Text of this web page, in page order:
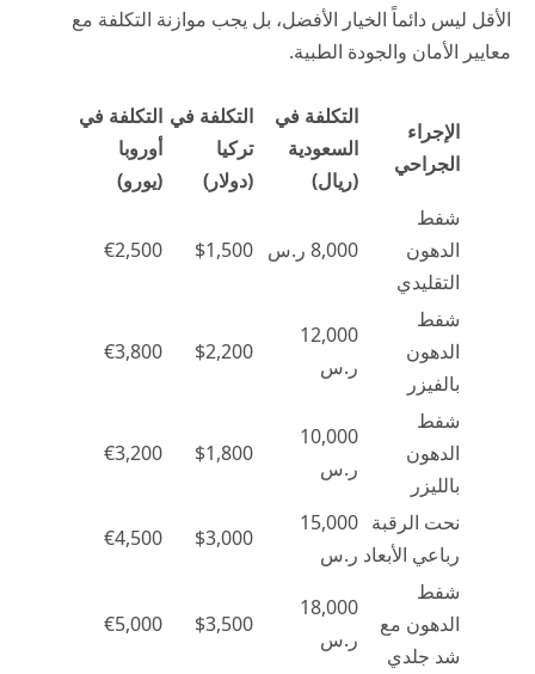
الأقل ليس دائماً الخيار الأفضل، بل يجب موازنة التكلفة مع
معايير الأمان والجودة الطبية.
الإجراء
الجراحي
التكلفة في
السعودية
(ريال)
التكلفة في
تركيا
(دولار)
التكلفة في
أوروبا
(يورو)
شفط
الدهون
التقليدي
8,000 ر.س $1,500
€2,500
شفط
الدهون
بالفيزر
12,000
ر.س
$2,200
€3,800
شفط
الدهون
بالليزر
10,000
ر.س
$1,800
€3,200
نحت الرقبة
رباعي الأبعاد
15,000
ر.س
$3,000
€4,500
شفط
الدهون مع
شد جلدي
18,000
ر.س
$3,500
€5,000